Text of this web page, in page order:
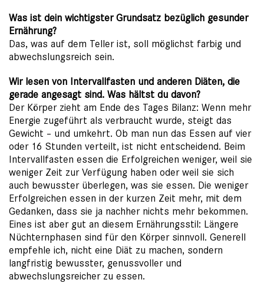
Was ist dein wichtigster Grundsatz bezüglich gesunder
Ernährung?
Das, was auf dem Teller ist, soll möglichst farbig und
abwechslungsreich sein.
Wir lesen von Intervallfasten und anderen Diäten, die
gerade angesagt sind. Was hältst du davon?
Der Körper zieht am Ende des Tages Bilanz: Wenn mehr
Energie zugeführt als verbraucht wurde, steigt das
Gewicht – und umkehrt. Ob man nun das Essen auf vier
oder 16 Stunden verteilt, ist nicht entscheidend. Beim
Intervallfasten essen die Erfolgreichen weniger, weil sie
weniger Zeit zur Verfügung haben oder weil sie sich
auch bewusster überlegen, was sie essen. Die weniger
Erfolgreichen essen in der kurzen Zeit mehr, mit dem
Gedanken, dass sie ja nachher nichts mehr bekommen.
Eines ist aber gut an diesem Ernährungsstil: Längere
Nüchternphasen sind für den Körper sinnvoll. Generell
empfehle ich, nicht eine Diät zu machen, sondern
langfristig bewusster, genussvoller und
abwechslungsreicher zu essen.